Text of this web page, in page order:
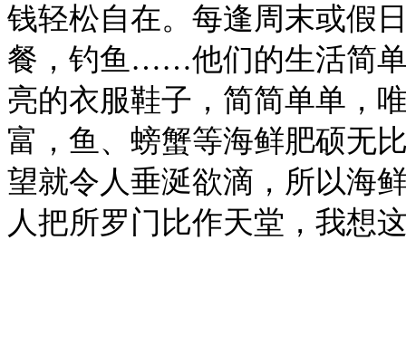
钱轻松自在。每逢周末或假
餐，钓鱼……他们的生活简
亮的衣服鞋子，简简单单，
富，鱼、螃蟹等海鲜肥硕无
望就令人垂涎欲滴，所以海
人把所罗门比作天堂，我想